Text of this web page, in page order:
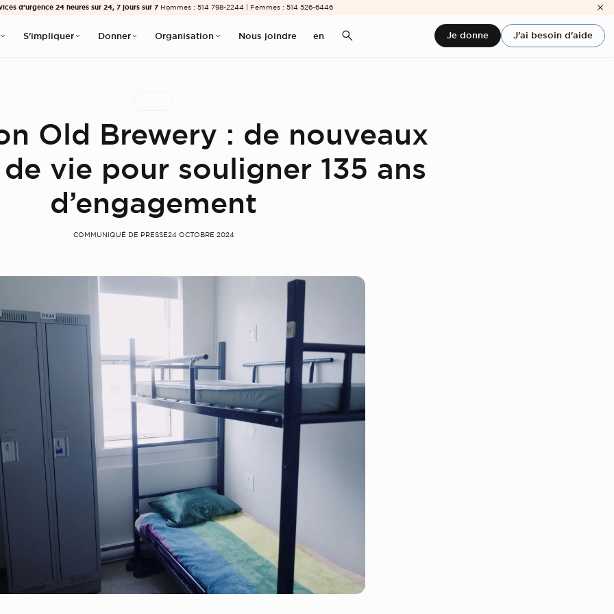
d’urgence 24 heures sur 24, 7 jours sur 7 Hommes : 514 798-2244 | Femmes : 514 526-6446
S'impliquer Donner Organisation Nous joindre en Je donne J'ai besoin d'aide
Old Brewery : de nouveaux
vie pour souligner 135 ans
d’engagement
COMMUNIQUÉ DE PRESSE24 OCTOBRE 2024